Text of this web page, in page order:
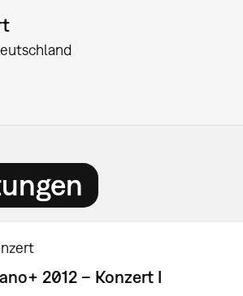
2012 – Konzert I